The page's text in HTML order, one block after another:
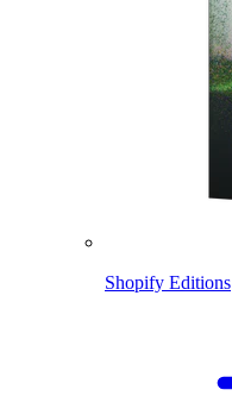
Shopify Editions